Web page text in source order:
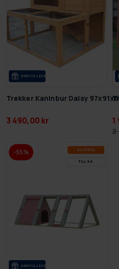
GRA­TIS LE­VE­RANS
Trekker Kaninbur Daisy
3 490,00 kr 1
2
-55% SLUT­REA
TILL 9.8.
GRA­TIS LE­VE­RANS